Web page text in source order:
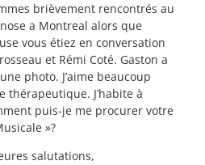
brièvement rencontrés au
a Montreal alors que
vous étiez en conversation
et Rémi Coté. Gaston a
photo. J’aime beaucoup
thérapeutique. J’habite à
puis-je me procurer votre
»?
salutations,